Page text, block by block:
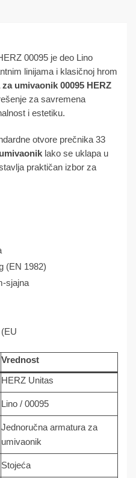
00095 je deo Lino
linijama i klasičnoj hrom
umivaonik 00095 HERZ
za savremena
i estetiku.
otvore prečnika 33
lako se uklapa u
praktičan izbor za
(EN 1982)
sjajna
Vrednost
HERZ Unitas
Lino / 00095
Jednoručna armatura za
umivaonik
Stojeća